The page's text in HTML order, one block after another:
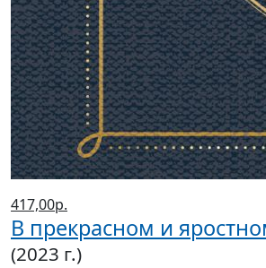
417,00р.
В прекрасном и
(2023 г.)